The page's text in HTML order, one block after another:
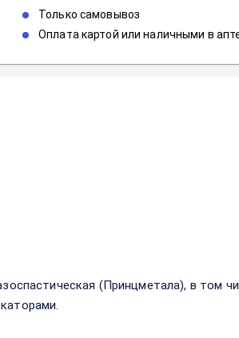
Только самовывоз
Оплата картой или наличными в
(Принцметала), в том